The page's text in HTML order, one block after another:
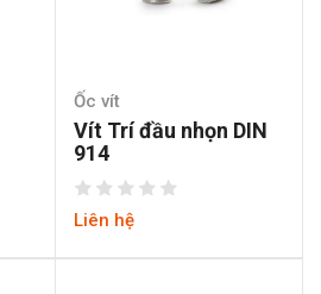
Ốc vít
Vít Trí đầu nhọn DIN
914
Liên hệ